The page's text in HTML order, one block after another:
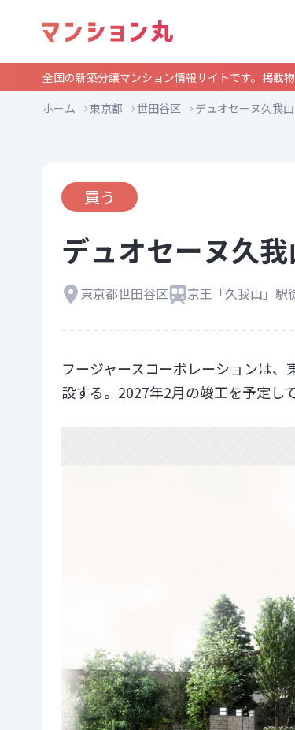
全国の新築分譲マンション情報サイトです。掲載物
ホーム
東京都 世田谷区 デュオセーヌ久我山
買う
デュオセーヌ久我
東京都世田谷区 京王「久我山」駅
フージャースコーポレーションは
設する。2027年2月の竣工を予定し